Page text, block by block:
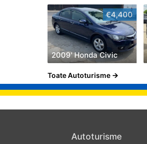
€4,400
2009' Honda Civic
Toate Autoturisme
Autoturisme